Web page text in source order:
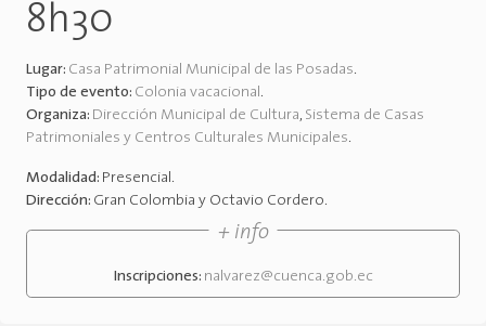
8h30
Lugar: Casa Patrimonial Municipal de las Posadas.
Tipo de evento: Colonia vacacional.
Organiza: Dirección Municipal de Cultura, Sistema de Casas
Patrimoniales y Centros Culturales Municipales.
Modalidad: Presencial.
Dirección: Gran Colombia y Octavio Cordero.
+ info
Inscripciones: nalvarez@cuenca.gob.ec